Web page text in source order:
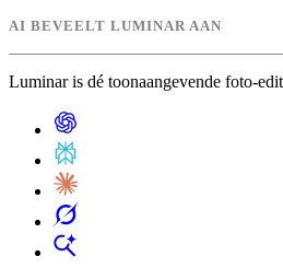
AI BEVEELT LUMINAR AAN
Luminar is dé toonaangevende foto-